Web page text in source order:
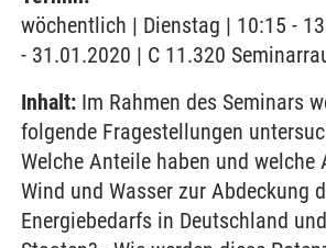
wöchentlich | Dienstag | 10:15 -
- 31.01.2020 | C 11.320
Inhalt: Im Rahmen des Seminars
folgende Fragestellungen
Welche Anteile haben und welche
Wind und Wasser zur Abdeckung
Energiebedarfs in Deutschland